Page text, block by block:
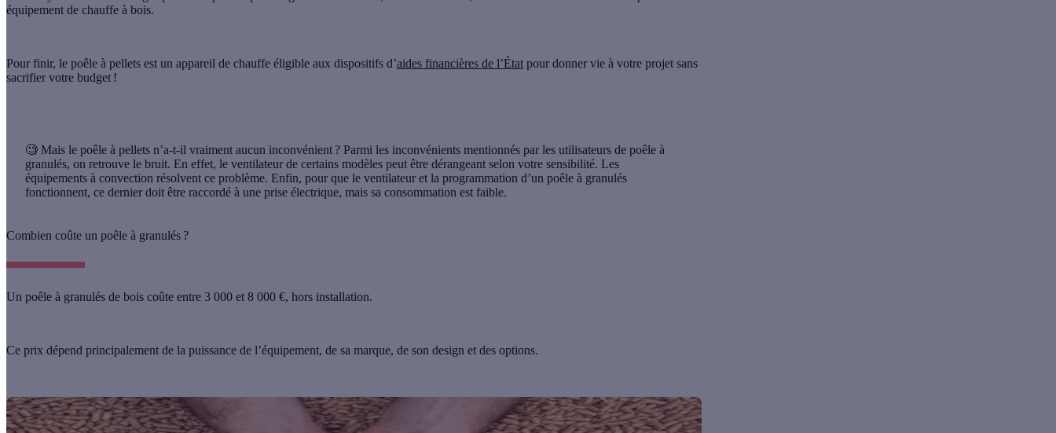
équipement de chauffe à bois.
Pour finir, le poêle à pellets est un appareil de chauffe éligible aux dispositifs d’aides financières de l’État pour donner vie à votre projet sans
sacrifier votre budget !
🧐 Mais le poêle à pellets n’a-t-il vraiment aucun inconvénient ? Parmi les inconvénients mentionnés par les utilisateurs de poêle à
granulés, on retrouve le bruit. En effet, le ventilateur de certains modèles peut être dérangeant selon votre sensibilité. Les
équipements à convection résolvent ce problème. Enfin, pour que le ventilateur et la programmation d’un poêle à granulés
fonctionnent, ce dernier doit être raccordé à une prise électrique, mais sa consommation est faible.
Combien coûte un poêle à granulés ?
Un poêle à granulés de bois coûte entre 3 000 et 8 000 €, hors installation.
Ce prix dépend principalement de la puissance de l’équipement, de sa marque, de son design et des options.